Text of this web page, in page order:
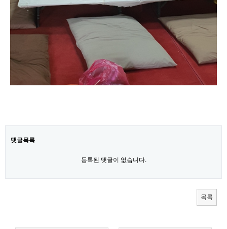
댓글목록
등록된 댓글이 없습니다.
목록